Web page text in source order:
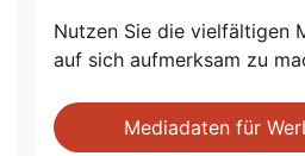
Nutzen Sie die vielfältigen
auf sich aufmerksam zu
Mediadaten für